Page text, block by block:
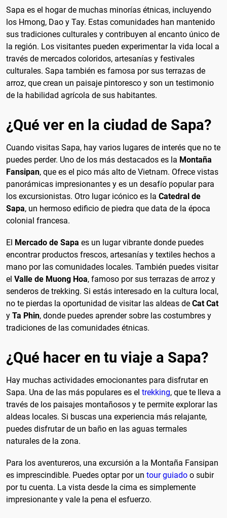
Sapa es el hogar de muchas minorías étnicas, incluyendo
los Hmong, Dao y Tay. Estas comunidades han mantenido
sus tradiciones culturales y contribuyen al encanto único de
la región. Los visitantes pueden experimentar la vida local a
través de mercados coloridos, artesanías y festivales
culturales. Sapa también es famosa por sus terrazas de
arroz, que crean un paisaje pintoresco y son un testimonio
de la habilidad agrícola de sus habitantes.
¿Qué ver en la ciudad de Sapa?
Cuando visitas Sapa, hay varios lugares de interés que no te
puedes perder. Uno de los más destacados es la Montaña
Fansipan, que es el pico más alto de Vietnam. Ofrece vistas
panorámicas impresionantes y es un desafío popular para
los excursionistas. Otro lugar icónico es la Catedral de
Sapa, un hermoso edificio de piedra que data de la época
colonial francesa.
El Mercado de Sapa es un lugar vibrante donde puedes
encontrar productos frescos, artesanías y textiles hechos a
mano por las comunidades locales. También puedes visitar
el Valle de Muong Hoa, famoso por sus terrazas de arroz y
senderos de trekking. Si estás interesado en la cultura local,
no te pierdas la oportunidad de visitar las aldeas de Cat Cat
y Ta Phin, donde puedes aprender sobre las costumbres y
tradiciones de las comunidades étnicas.
¿Qué hacer en tu viaje a Sapa?
Hay muchas actividades emocionantes para disfrutar en
Sapa. Una de las más populares es el trekking, que te lleva a
través de los paisajes montañosos y te permite explorar las
aldeas locales. Si buscas una experiencia más relajante,
puedes disfrutar de un baño en las aguas termales
naturales de la zona.
Para los aventureros, una excursión a la Montaña Fansipan
es imprescindible. Puedes optar por un tour guiado o subir
por tu cuenta. La vista desde la cima es simplemente
impresionante y vale la pena el esfuerzo.